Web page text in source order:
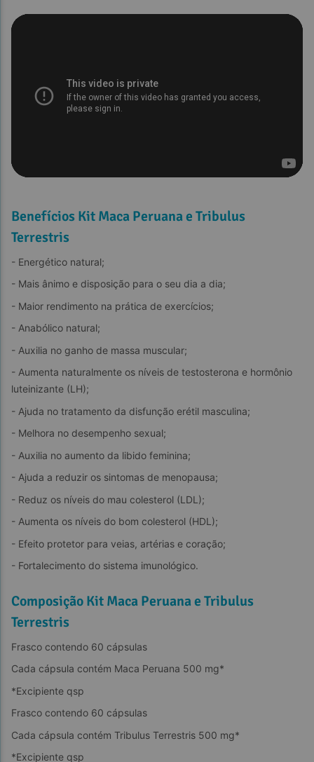
Benefícios Kit Maca Peruana e Tribulus
Terrestris
- Energético natural;
- Mais ânimo e disposição para o seu dia a dia;
- Maior rendimento na prática de exercícios;
- Anabólico natural;
- Auxilia no ganho de massa muscular;
- Aumenta naturalmente os níveis de testosterona e hormônio
luteinizante (LH);
- Ajuda no tratamento da disfunção erétil masculina;
- Melhora no desempenho sexual;
- Auxilia no aumento da libido feminina;
- Ajuda a reduzir os sintomas de menopausa;
- Reduz os níveis do mau colesterol (LDL);
- Aumenta os níveis do bom colesterol (HDL);
- Efeito protetor para veias, artérias e coração;
- Fortalecimento do sistema imunológico.
Composição Kit Maca Peruana e Tribulus
Terrestris
Frasco contendo 60 cápsulas
Cada cápsula contém Maca Peruana 500 mg*
*Excipiente qsp
Frasco contendo 60 cápsulas
Cada cápsula contém Tribulus Terrestris 500 mg*
*Excipiente qsp